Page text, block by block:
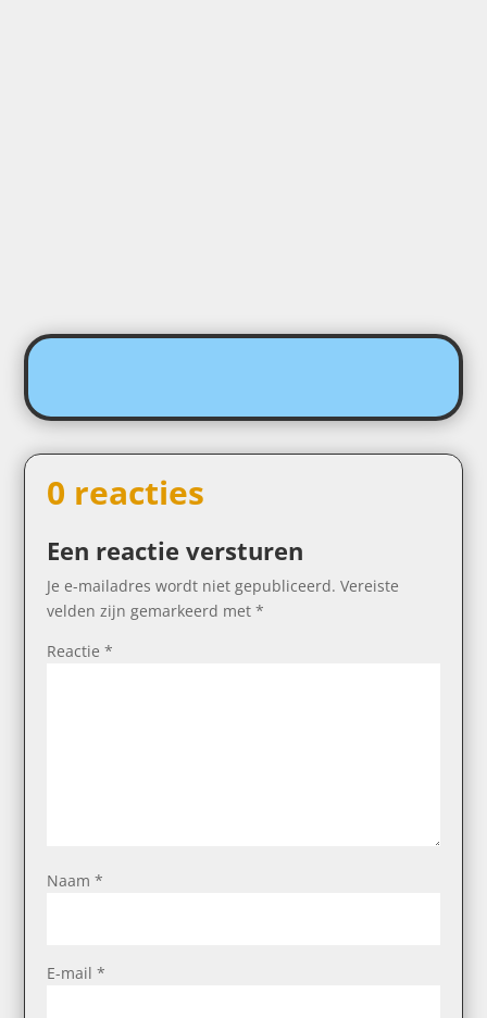
0 reacties
Een reactie versturen
Je e-mailadres wordt niet gepubliceerd. Vereiste
velden zijn gemarkeerd met*
Reactie*
Naam*
E-mail*